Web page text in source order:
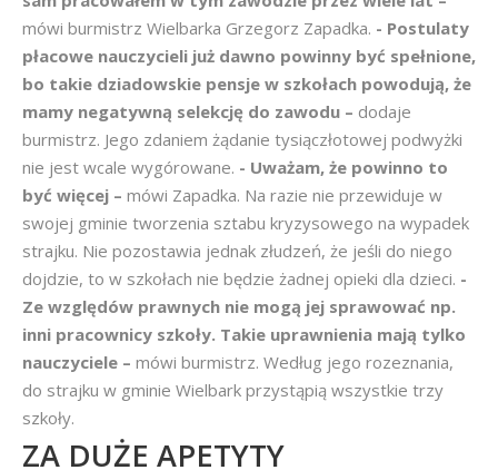
mówi burmistrz Wielbarka Grzegorz Zapadka. - Postulaty
płacowe nauczycieli już dawno powinny być spełnione,
bo takie dziadowskie pensje w szkołach powodują, że
mamy negatywną selekcję do zawodu – dodaje
burmistrz. Jego zdaniem żądanie tysiączłotowej podwyżki
nie jest wcale wygórowane. - Uważam, że powinno to
być więcej – mówi Zapadka. Na razie nie przewiduje w
swojej gminie tworzenia sztabu kryzysowego na wypadek
strajku. Nie pozostawia jednak złudzeń, że jeśli do niego
dojdzie, to w szkołach nie będzie żadnej opieki dla dzieci. -
Ze względów prawnych nie mogą jej sprawować np.
inni pracownicy szkoły. Takie uprawnienia mają tylko
nauczyciele – mówi burmistrz. Według jego rozeznania,
do strajku w gminie Wielbark przystąpią wszystkie trzy
szkoły.
ZA DUŻE APETYTY